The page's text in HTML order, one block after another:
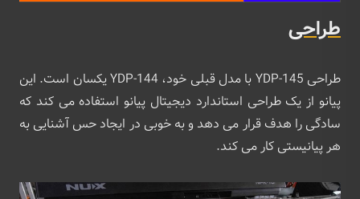
طراحی
طراحی YDP-145 با مدل قبلی خود، YDP-144 یکسان است. این
پیانو از یک طراحی استاندارد دیجیتال پیانو استفاده می کند که
سادگی را هدف قرار می دهد و به خوبی در ایجاد حس آشنایی به
هر پیانیستی کار می کند.